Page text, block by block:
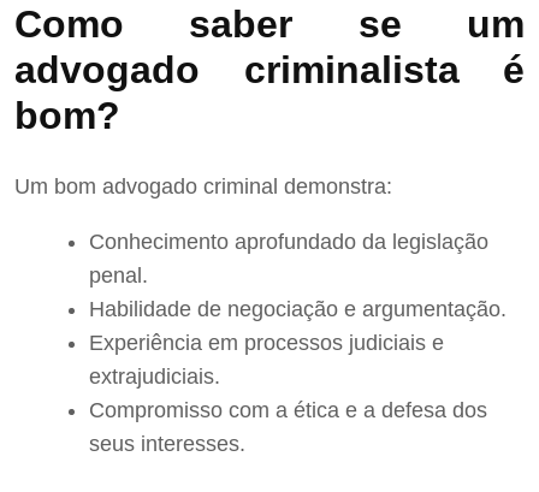
Como saber se um
advogado criminalista é
bom?
Um bom advogado criminal demonstra:
Conhecimento aprofundado da legislação
penal.
Habilidade de negociação e argumentação.
Experiência em processos judiciais e
extrajudiciais.
Compromisso com a ética e a defesa dos
seus interesses.